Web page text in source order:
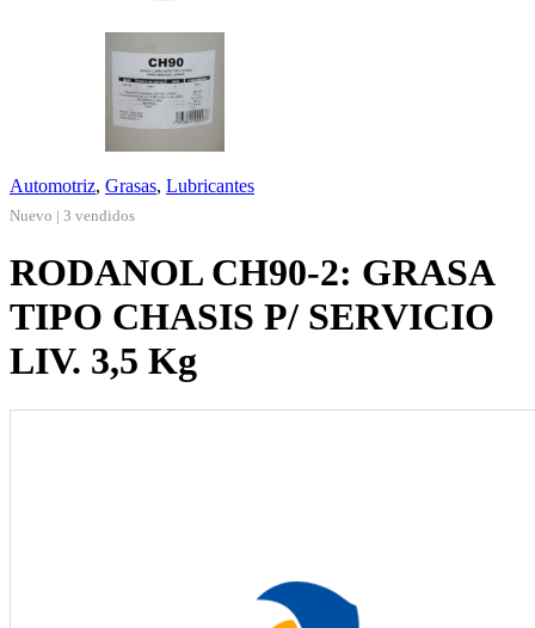
Automotriz, Grasas, Lubricantes
Nuevo | 3 vendidos
RODANOL CH90-2: GRASA
TIPO CHASIS P/ SERVICIO
LIV. 3,5 Kg